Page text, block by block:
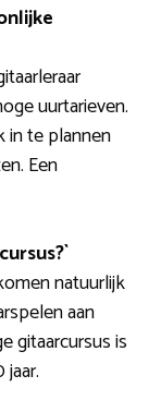
uurtarieven.
in te plannen
Een
natuurlijk
aan
gitaarcursus is